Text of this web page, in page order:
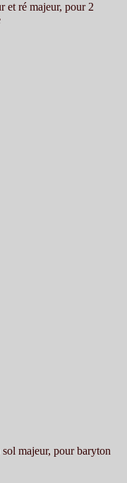
et ré majeur, pour 2
majeur, pour baryton